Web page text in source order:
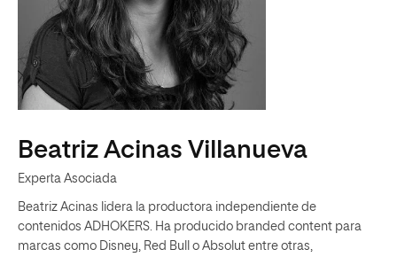
Beatriz Acinas Villanueva
Experta Asociada
Beatriz Acinas lidera la productora independiente de
contenidos ADHOKERS. Ha producido branded content para
marcas como Disney, Red Bull o Absolut entre otras,